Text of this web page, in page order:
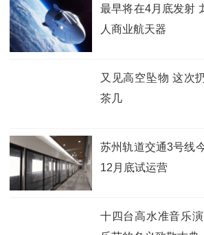
最早将在4月底发射
人商业航天器
又见高空坠物 这次
茶几
苏州轨道交通3号线
12月底试运营
十四台高水准音乐